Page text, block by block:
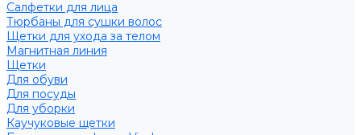
Салфетки для лица
Тюрбаны для сушки волос
Щетки для ухода за телом
Магнитная линия
Щетки
Для обуви
Для посуды
Для уборки
Каучуковые щетки